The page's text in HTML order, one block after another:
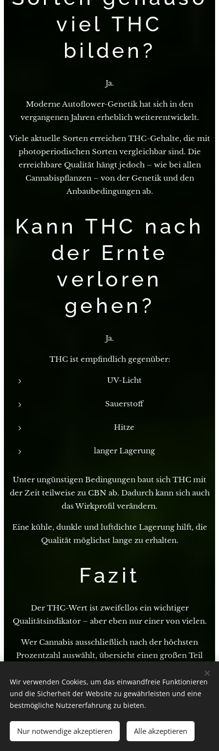
viel THC
bilden?
Ja.
Moderne Autoflower-Genetik hat sich in den
vergangenen Jahren erheblich weiterentwickelt.
Viele aktuelle Sorten erreichen THC-Gehalte, die mit
photoperiodischen Sorten vergleichbar sind. Die
erreichbare Qualität hängt jedoch – wie bei allen
Cannabispflanzen – von der Genetik und den
Anbaubedingungen ab.
Kann THC nach
der Ernte
verloren
gehen?
Ja.
THC ist empfindlich gegenüber:
UV-Licht
Sauerstoff
Hitze
langer Lagerung
Unter ungünstigen Bedingungen baut sich THC mit
der Zeit teilweise zu CBN ab. Dadurch kann sich auch
das Wirkprofil verändern.
Eine kühle, dunkle und luftdichte Lagerung hilft, die
Qualität möglichst lange zu erhalten.
Fazit
Der THC-Wert ist zweifellos ein wichtiger
Qualitätsindikator – aber eben nur einer von vielen.
Wer Cannabis ausschließlich nach der höchsten
Prozentzahl auswählt, übersieht einen großen Teil
Erst das Zusammenspiel aus:
Cannabinoiden
Terpenen
Wir verwenden Cookies, um das einwandfreie Funktionieren
und die Sicherheit der Website zu gewährleisten und eine
bestmögliche Nutzererfahrung zu bieten.
Nur notwendige akzeptieren Alle akzeptieren